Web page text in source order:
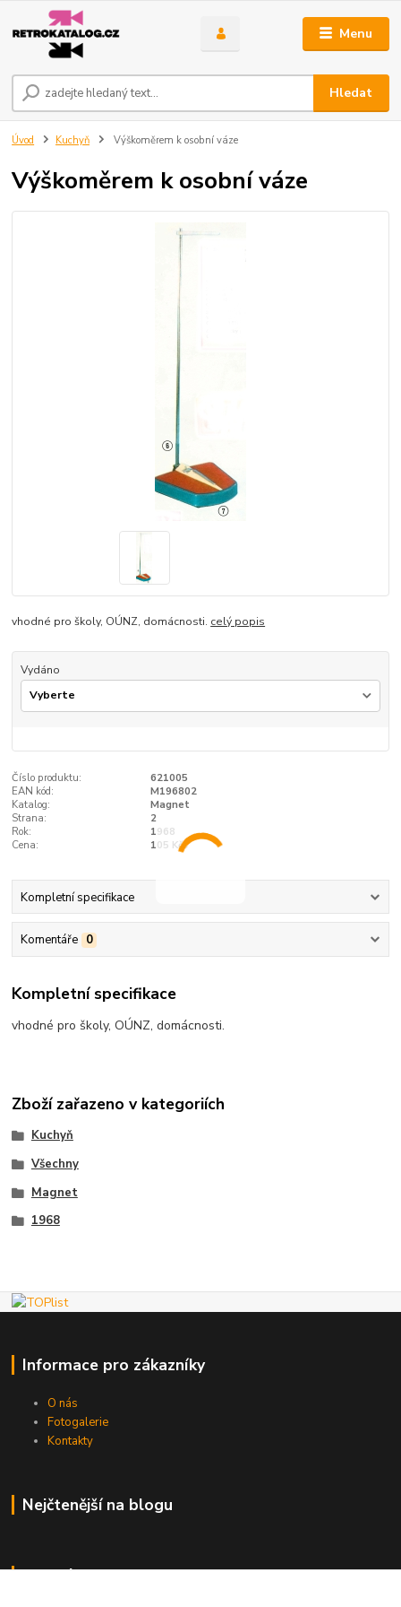
Menu
Hledat
Úvod Kuchyň Výškoměrem k osobní váze
Výškoměrem k osobní váze
vhodné pro školy, OÚNZ, domácnosti. celý popis
Vydáno
Číslo produktu:
621005
EAN kód:
M196802
Katalog:
Magnet
Strana:
2
Rok:
1968
Cena:
105 Kčs
Kompletní specifikace
Komentáře 0
Kompletní specifikace
vhodné pro školy, OÚNZ, domácnosti.
Zboží zařazeno v kategoriích
Kuchyň
Všechny
Magnet
1968
Informace pro zákazníky
O nás
Fotogalerie
Kontakty
Nejčtenější na blogu
Kde nás najdete